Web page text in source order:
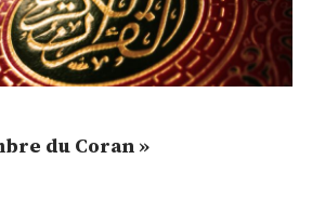
du Coran »